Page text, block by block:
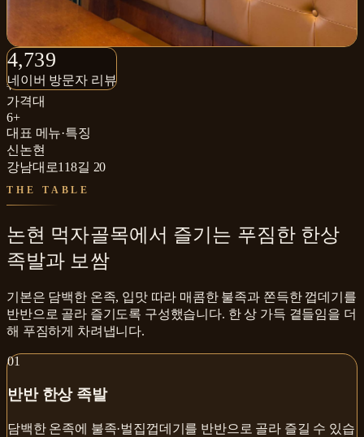
4,739
네이버 방문자 리뷰
4,739+
네이버 방문자 리뷰
₩₩
가격대
6+
대표 메뉴·특징
신논현
강남대로118길 20
THE TABLE
논현 먹자골목에서 즐기는 푸짐한 한상
족발과 보쌈
기본은 담백한 온족, 입맛 따라 매콤한 불족과 쫀득한 껍데기를
반반으로 골라 즐기도록 구성했습니다. 한 상 가득 곁들임을 더
해 푸짐하게 차려냅니다.
01
반반 한상 족발
담백한 온족에 불족·벌집껍데기를 반반으로 골라 즐길 수 있습